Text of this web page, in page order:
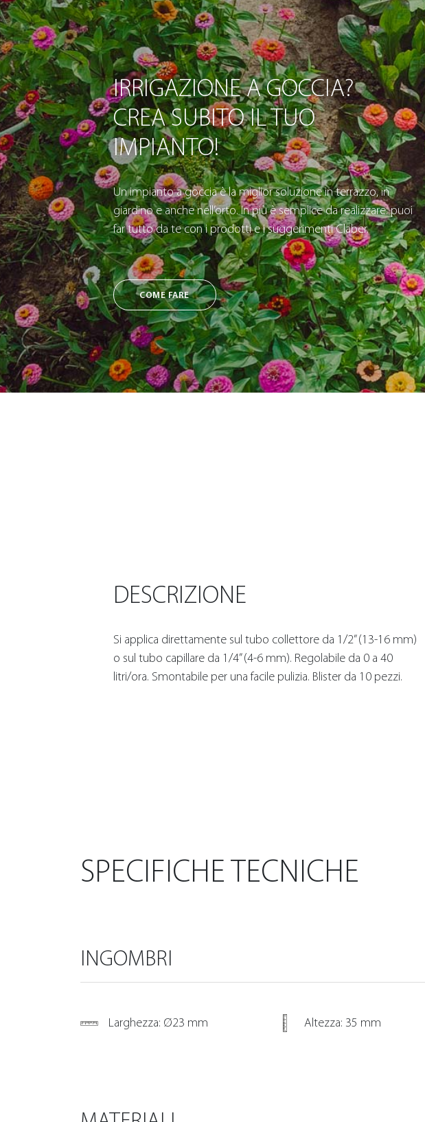
IRRIGAZIONE A GOCCIA?
CREA SUBITO IL TUO
IMPIANTO!
Un impianto a goccia è la miglior soluzione in terrazzo, in
giardino e anche nell’orto. In più è semplice da realizzare: puoi
far tutto da te con i prodotti e i suggerimenti Claber.
COME FARE
DESCRIZIONE
Si applica direttamente sul tubo collettore da 1/2” (13-16 mm)
o sul tubo capillare da 1/4” (4-6 mm). Regolabile da 0 a 40
litri/ora. Smontabile per una facile pulizia. Blister da 10 pezzi.
SPECIFICHE TECNICHE
INGOMBRI
Larghezza: Ø23 mm Altezza: 35 mm